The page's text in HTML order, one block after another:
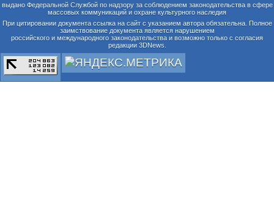
выдано Федеральной Службой по надзору за соблюдением законодательства в сфере
массовых коммуникаций и охране культурного наследия
При цитировании документа ссылка на сайт с указанием автора обязательна. Полное
заимствование документа является нарушением
российского и международного законодательства и возможно только с согласия
редакции 3DNews.